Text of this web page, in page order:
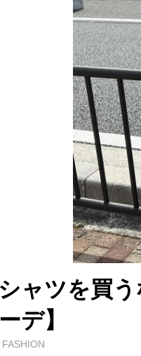
ャツを買
デ】
FASHION